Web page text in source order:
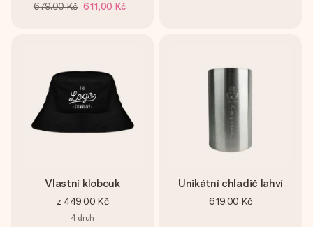
679,00 Kč 611,00 Kč
Vlastní klobouk
z 449,00 Kč
4 druh
Unikátní chladič lahví
619,00 Kč